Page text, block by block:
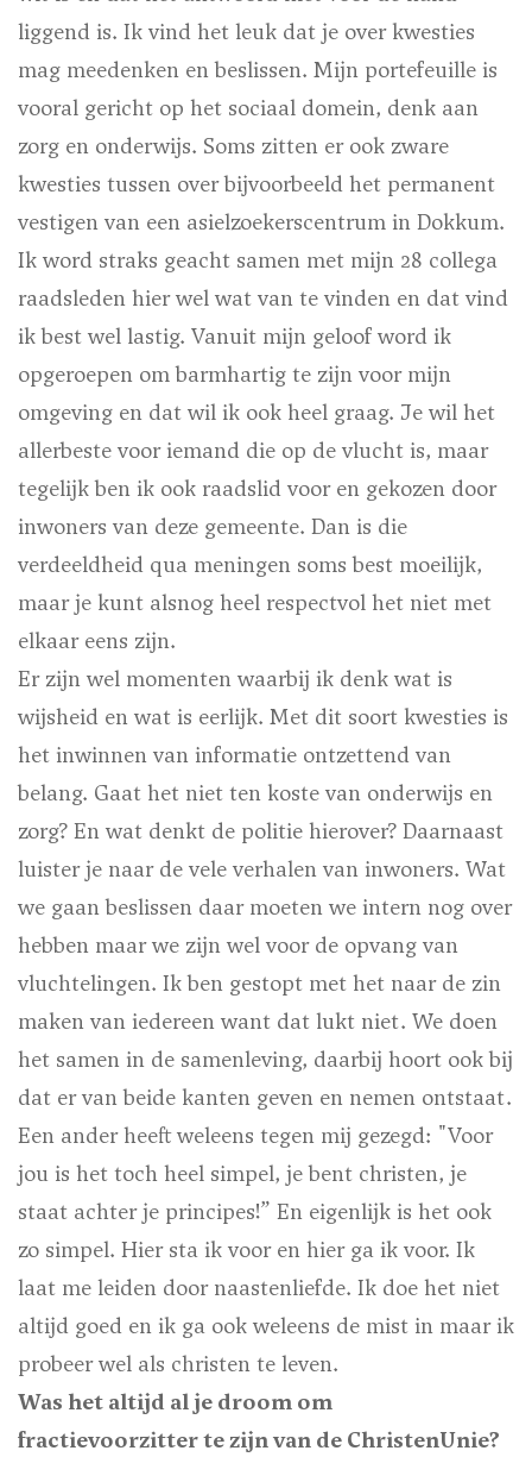
liggend is. Ik vind het leuk dat je over kwesties
mag meedenken en beslissen. Mijn portefeuille is
vooral gericht op het sociaal domein, denk aan
zorg en onderwijs. Soms zitten er ook zware
kwesties tussen over bijvoorbeeld het permanent
vestigen van een asielzoekerscentrum in Dokkum.
Ik word straks geacht samen met mijn 28 collega
raadsleden hier wel wat van te vinden en dat vind
ik best wel lastig. Vanuit mijn geloof word ik
opgeroepen om barmhartig te zijn voor mijn
omgeving en dat wil ik ook heel graag. Je wil het
allerbeste voor iemand die op de vlucht is, maar
tegelijk ben ik ook raadslid voor en gekozen door
inwoners van deze gemeente. Dan is die
verdeeldheid qua meningen soms best moeilijk,
maar je kunt alsnog heel respectvol het niet met
elkaar eens zijn.
Er zijn wel momenten waarbij ik denk wat is
wijsheid en wat is eerlijk. Met dit soort kwesties is
het inwinnen van informatie ontzettend van
belang. Gaat het niet ten koste van onderwijs en
zorg? En wat denkt de politie hierover? Daarnaast
luister je naar de vele verhalen van inwoners. Wat
we gaan beslissen daar moeten we intern nog over
hebben maar we zijn wel voor de opvang van
vluchtelingen. Ik ben gestopt met het naar de zin
maken van iedereen want dat lukt niet. We doen
het samen in de samenleving, daarbij hoort ook bij
dat er van beide kanten geven en nemen ontstaat.
Een ander heeft weleens tegen mij gezegd: "Voor
jou is het toch heel simpel, je bent christen, je
staat achter je principes!” En eigenlijk is het ook
zo simpel. Hier sta ik voor en hier ga ik voor. Ik
laat me leiden door naastenliefde. Ik doe het niet
altijd goed en ik ga ook weleens de mist in maar ik
probeer wel als christen te leven.
Was het altijd al je droom om
fractievoorzitter te zijn van de ChristenUnie?